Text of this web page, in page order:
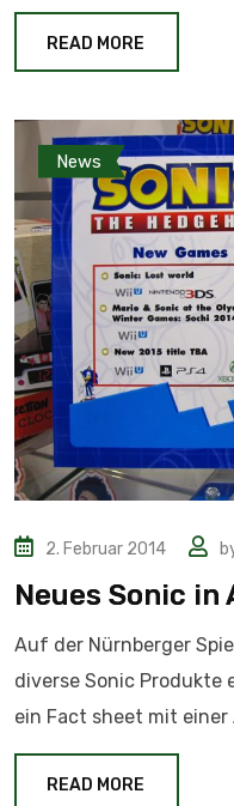
READ MORE
News
2. Februar 2014
Neues Sonic in
Auf der Nürnberger
diverse Sonic Produkte
ein Fact sheet mit
READ MORE